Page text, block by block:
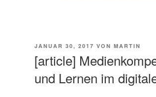
VERÖFFENTLICHT
JANUAR 30, 2017 VON MARTIN
[article]
und Lernen im